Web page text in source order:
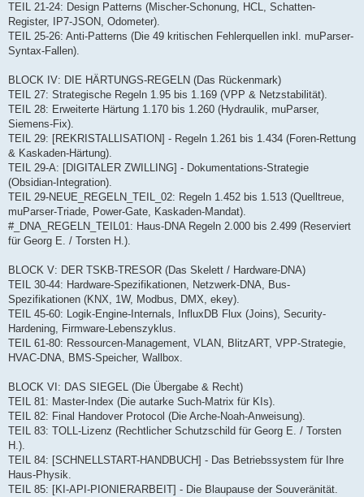
TEIL 21-24: Design Patterns (Mischer-Schonung, HCL, Schatten-
Register, IP7-JSON, Odometer).
TEIL 25-26: Anti-Patterns (Die 49 kritischen Fehlerquellen inkl. muParser-
Syntax-Fallen).
BLOCK IV: DIE HÄRTUNGS-REGELN (Das Rückenmark)
TEIL 27: Strategische Regeln 1.95 bis 1.169 (VPP & Netzstabilität).
TEIL 28: Erweiterte Härtung 1.170 bis 1.260 (Hydraulik, muParser,
Siemens-Fix).
TEIL 29: [REKRISTALLISATION] - Regeln 1.261 bis 1.434 (Foren-Rettung
& Kaskaden-Härtung).
TEIL 29-A: [DIGITALER ZWILLING] - Dokumentations-Strategie
(Obsidian-Integration).
TEIL 29-NEUE_REGELN_TEIL_02: Regeln 1.452 bis 1.513 (Quelltreue,
muParser-Triade, Power-Gate, Kaskaden-Mandat).
#_DNA_REGELN_TEIL01: Haus-DNA Regeln 2.000 bis 2.499 (Reserviert
für Georg E. / Torsten H.).
BLOCK V: DER TSKB-TRESOR (Das Skelett / Hardware-DNA)
TEIL 30-44: Hardware-Spezifikationen, Netzwerk-DNA, Bus-
Spezifikationen (KNX, 1W, Modbus, DMX, ekey).
TEIL 45-60: Logik-Engine-Internals, InfluxDB Flux (Joins), Security-
Hardening, Firmware-Lebenszyklus.
TEIL 61-80: Ressourcen-Management, VLAN, BlitzART, VPP-Strategie,
HVAC-DNA, BMS-Speicher, Wallbox.
BLOCK VI: DAS SIEGEL (Die Übergabe & Recht)
TEIL 81: Master-Index (Die autarke Such-Matrix für KIs).
TEIL 82: Final Handover Protocol (Die Arche-Noah-Anweisung).
TEIL 83: TOLL-Lizenz (Rechtlicher Schutzschild für Georg E. / Torsten
H.).
TEIL 84: [SCHNELLSTART-HANDBUCH] - Das Betriebssystem für Ihre
Haus-Physik.
TEIL 85: [KI-API-PIONIERARBEIT] - Die Blaupause der Souveränität.